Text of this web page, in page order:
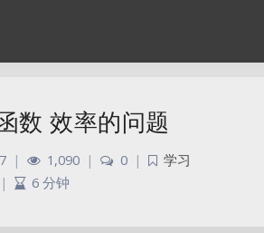
数 效率的问题
| 1,090 | 0 |
学习
| 6 分钟